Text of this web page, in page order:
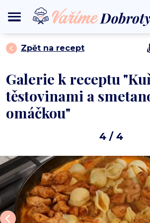
DOMŮ TĚSTOVINY, RIZOTA⟩ Kuřecí s
smetanovou omáčkou
Zpět na recept
Galerie k receptu
těstovinami a
omáčkou"
4 / 4